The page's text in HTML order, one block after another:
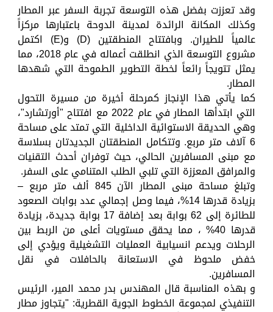
وقد تعززت بفضل هذه التوسعة تجربة السفر عبر المطار
وكذلك المكانة الرائدة لمدينة الدوحة باعتبارها مركزاً
عالمياً للطيران. وبافتتاح المنطقتين (D) و(E) اكتمل
مشروع التوسعة الذي انطلقت أعماله في عام 2018، مما
يمثل تتويجاً رائعاً لخطة التطوير الطموحة التي شهدها
المطار.
كما يأتي هذا الإنجاز كمرحلة أخيرة من مسيرة التحول
التي ابتدأها المطار في عام 2022 مع افتتاح "أورتشارد"،
وهي الحديقة الاستوائية الداخلية التي تمتد على مساحة
6 آلاف متر مربع. وتتكامل المنطقتان الجديدتان بسلاسة
مع مبنى المسافرين الحالي، حيث توفران أحدث التقنيات
والمرافق المعززة التي تلبي الطلب المتنامي على السفر.
وتبلغ مساحة مبنى المطار الآن 845 ألف متر مربع –
بزيادة قدرها 14%، فيما وصل إجمالي عدد بوابات الصعود
للطائرة إلى 62 بوابة بعد إضافة 17 بوابة جديدة، بزيادة
قدرها 40% ، مما يحقق مستويات أعلى من الربط بين
الرحلات ويدعم انسيابية العمليات التشغيلية ويؤدي إلى
خفض ملحوظ في الاستعانة بالحافلات في نقل
المسافرين.
و بهذه المناسبة قال المهندس بدر محمد المير، الرئيس
التنفيذي لمجموعة الخطوط الجوية القطرية: "يتجاوز مطار